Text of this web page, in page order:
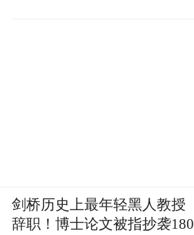
剑桥历史上最年轻黑人教授
辞职！博士论文被指抄袭180